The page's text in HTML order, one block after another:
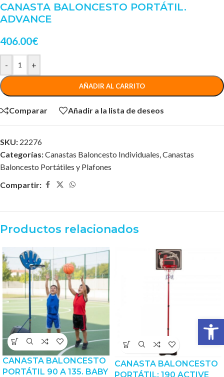
CANASTA BALONCESTO PORTÁTIL.
ADVANCE
406.00€
- +
AÑADIR AL CARRITO
Comparar Añadir a la lista de deseos
SKU: 22276
Categorías:Canastas Baloncesto Individuales,Canastas
Baloncesto Portátiles y Plafones
Compartir:
Productos relacionados
CANASTA BALONCESTO
PORTÁTIL 90 A 135. BABY
CANASTA BALONCESTO
PORTÁTIL: 190 ACTIVE
Abrir